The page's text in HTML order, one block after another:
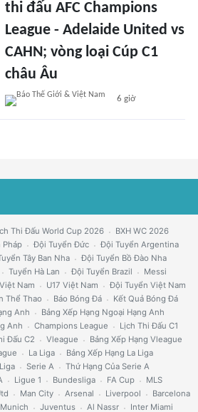
thi đấu AFC Champions
League - Adelaide United vs
CAHN; vòng loại Cúp C1
châu Âu
6 giờ
Thi Đấu World Cup 2026
BXH WC 2026
Pháp Đội Tuyển Đức
Đội Tuyển Argentina
Tây Ban Nha
Đội Tuyển Bồ Đào Nha
Tuyển Hà Lan Đội Tuyển Brazil
Messi
Nam U17 Việt Nam
Đội Tuyển Việt Nam
Thể Thao Báo Bóng Đá
Kết Quả Bóng Đá
Anh
Bảng Xếp Hạng Ngoại Hạng Anh
Anh
Champions League
Lịch Thi Đấu C1
Đấu C2 Vleague
Bảng Xếp Hạng Vleague
La Liga
Bảng Xếp Hạng La Liga
Serie A
Thứ Hạng Của Serie A
Ligue 1 Bundesliga FA Cup
MLS
Man City Arsenal Liverpool
Barcelona
Juventus Al Nassr Inter Miami